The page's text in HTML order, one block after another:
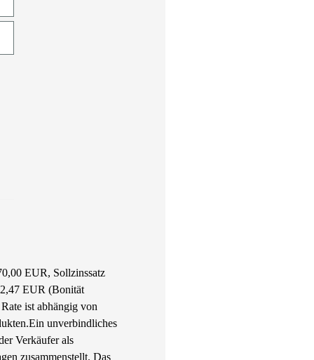
EUR, Sollzinssatz
EUR (Bonität
ist abhängig von
Ein unverbindliches
Verkäufer als
zusammenstellt. Das